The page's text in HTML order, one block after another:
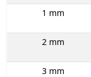
1 mm
2 mm
3 mm